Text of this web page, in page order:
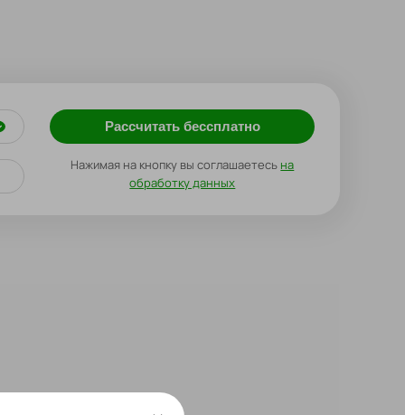
Рассчитать бессплатно
Нажимая на кнопку вы соглашаетесь на
обработку данных